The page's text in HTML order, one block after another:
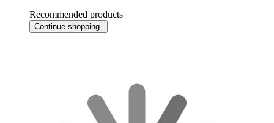
Recommended products
Continue shopping